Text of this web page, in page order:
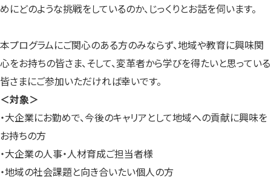
めにどのような挑戦をしているのか、じっくりとお話を伺います。
本プログラムにご関心のある方のみならず、地域や教育に興味関
心をお持ちの皆さま、そして、変革者から学びを得たいと思っている
皆さまにご参加いただければ幸いです。
＜対象＞
・大企業にお勤めで、今後のキャリアとして地域への貢献に興味を
お持ちの方
・大企業の人事・人材育成ご担当者様
・地域の社会課題と向き合いたい個人の方